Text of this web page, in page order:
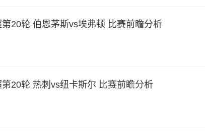
20轮 伯恩茅斯vs埃弗顿 比赛前瞻分析
20轮 热刺vs纽卡斯尔 比赛前瞻分析